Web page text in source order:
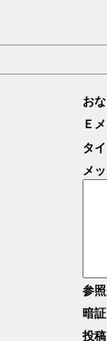
お
Ｅ
タ
メ
参
暗
投